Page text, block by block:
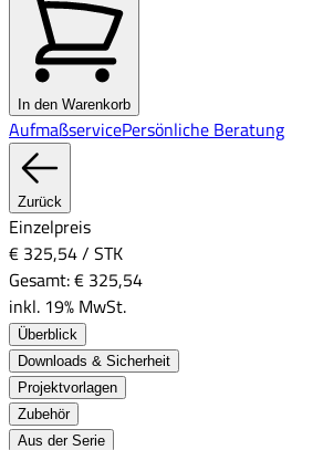
In den Warenkorb
AufmaßservicePersönliche Beratung
Zurück
Einzelpreis
€ 325,54/ STK
Gesamt:€ 325,54
inkl. 19% MwSt.
Überblick
Downloads & Sicherheit
Projektvorlagen
Zubehör
Aus der Serie